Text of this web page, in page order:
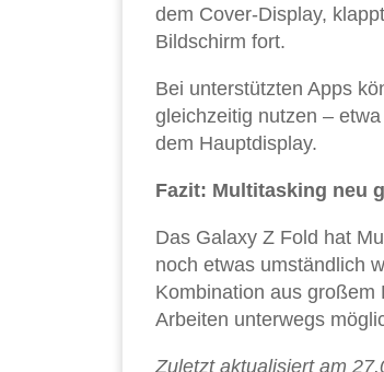
dem Cover-Display,
Bildschirm fort.
Bei unterstützten Apps
gleichzeitig nutzen –
dem Hauptdisplay.
Fazit: Multitasking neu
Das Galaxy Z Fold hat
noch etwas umständlich
Kombination aus großem
Arbeiten unterwegs
Zuletzt aktualisiert am